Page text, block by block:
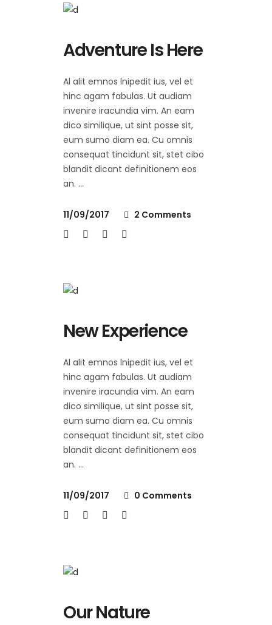
Adventure Is Here
Al alit emnos lnipedit ius, vel et
hinc agam fabulas. Ut audiam
invenire iracundia vim. An eam
dico similique, ut sint posse sit,
eum sumo diam ea. Cu omnis
consequat tincidunt sit, stet cibo
blandit dicant definitionem eos
an.
11/09/2017 2 Comments
New Experience
Al alit emnos lnipedit ius, vel et
hinc agam fabulas. Ut audiam
invenire iracundia vim. An eam
dico similique, ut sint posse sit,
eum sumo diam ea. Cu omnis
consequat tincidunt sit, stet cibo
blandit dicant definitionem eos
an.
11/09/2017 0 Comments
Our Nature